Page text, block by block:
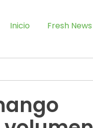
Inicio Fresh News